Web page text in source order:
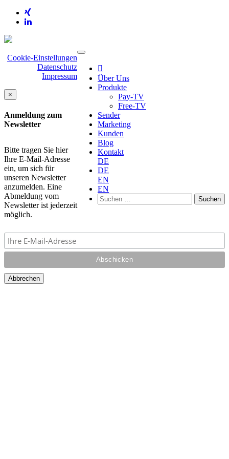

Über Uns
Produkte
Pay-TV
Free-TV
Sender
Marketing
Kunden
Blog
Kontakt
DE
DE
EN
EN
Suchen
nach:
Cookie-Einstellungen
Datenschutz
Impressum
×
Anmeldung zum
Newsletter
Bitte tragen Sie hier
Ihre E-Mail-Adresse
ein, um sich für
unseren Newsletter
anzumelden. Eine
Abmeldung vom
Newsletter ist jederzeit
möglich.
Abbrechen